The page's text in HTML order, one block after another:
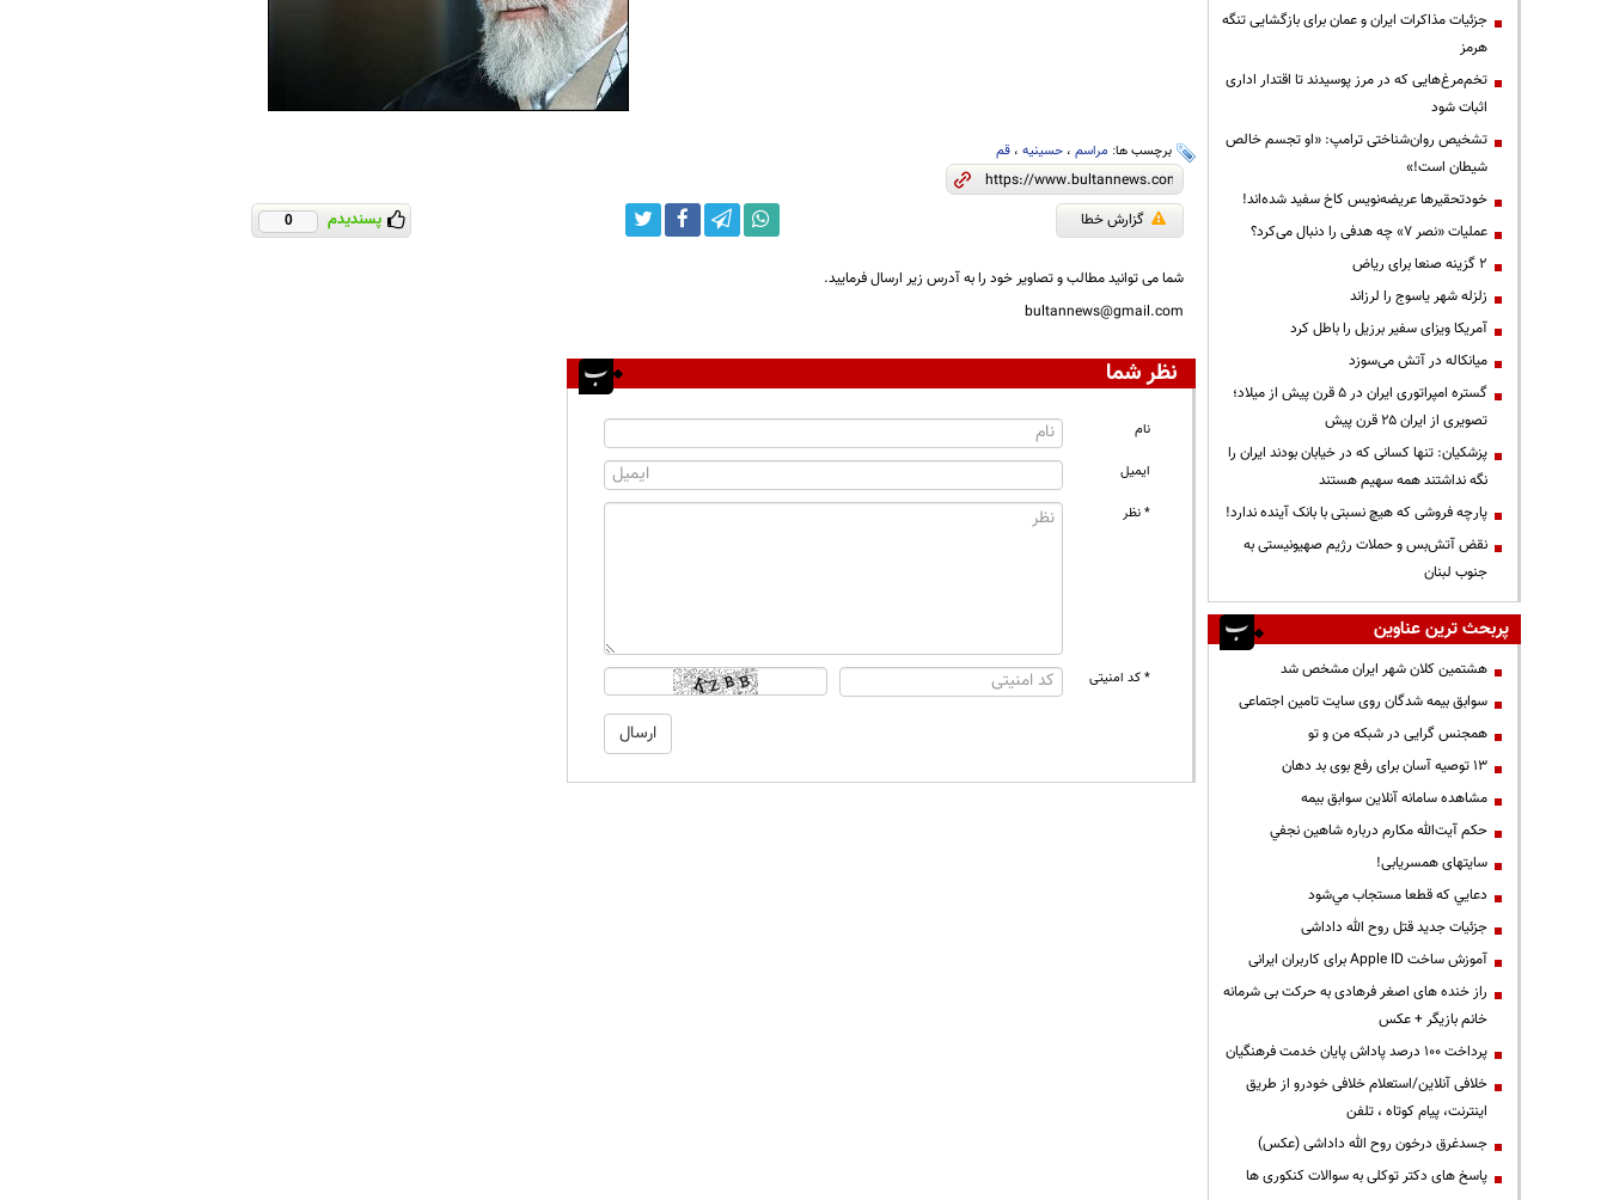
برچسب ها: مراسم، حسینیه، قم
گزارش خطا پسندیدم 0
شما می توانید مطالب و تصاویر خود را به آدرس زیر ارسال فرمایید.
bultannews@gmail.com
نظر شما
نام
ایمیل
* نظر
* کد امنیتی
جزئیات مذاکرات ایران و عمان برای بازگشایی تنگه
هرمز
تخم‌مرغ‌هایی که در مرز پوسیدند تا اقتدار اداری
اثبات شود
تشخیص روان‌شناختی ترامپ: «او تجسم خالص
شیطان است!»
خودتحقیرها عریضه‌نویس کاخ سفید شده‌اند!
عملیات «نصر ۷» چه هدفی را دنبال می‌کرد؟
۲ گزینه صنعا برای ریاض
زلزله شهر یاسوج را لرزاند
آمریکا ویزای سفیر برزیل را باطل کرد
میانکاله در آتش می‌سوزد
گستره امپراتوری ایران در ۵ قرن پیش از میلاد؛
تصویری از ایران ۲۵ قرن پیش
پزشکیان: تنها کسانی که در خیابان بودند ایران را
نگه نداشتند همه سهیم هستند
پارچه فروشی که هیچ نسبتی با بانک آینده ندارد!
نقض آتش‌بس و حملات رژیم صهیونیستی به
جنوب لبنان
پربحث ترین عناوین
هشتمین کلان شهر ایران مشخص شد
سوابق بیمه شدگان روی سایت تامین اجتماعی
همجنس گرایی در شبکه من و تو
13 توصیه آسان برای رفع بوی بد دهان
مشاهده سامانه آنلاين سوابق بیمه
حكم آيت‌الله مكارم درباره شاهين نجفي
سایتهای همسریابی!
دعايي كه قطعا مستجاب مي‌شود
جزئیات جدید قتل روح الله داداشی
آموزش ساخت Apple ID برای کاربران ایرانی
راز خنده های اصغر فرهادی به حرکت بی شرمانه
خانم بازیگر + عکس
پرداخت ۱۰۰ درصد پاداش پایان خدمت فرهنگیان
خلافی آنلاین/استعلام خلافی خودرو از طریق
اینترنت، پیام کوتاه ، تلفن
جسدغرق درخون روح الله داداشی (عکس)
پاسخ های دکتر توکلی به سوالات کنکوری ها